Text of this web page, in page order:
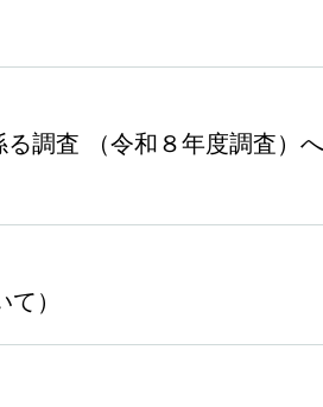
調査 （令和８年度調査）
）